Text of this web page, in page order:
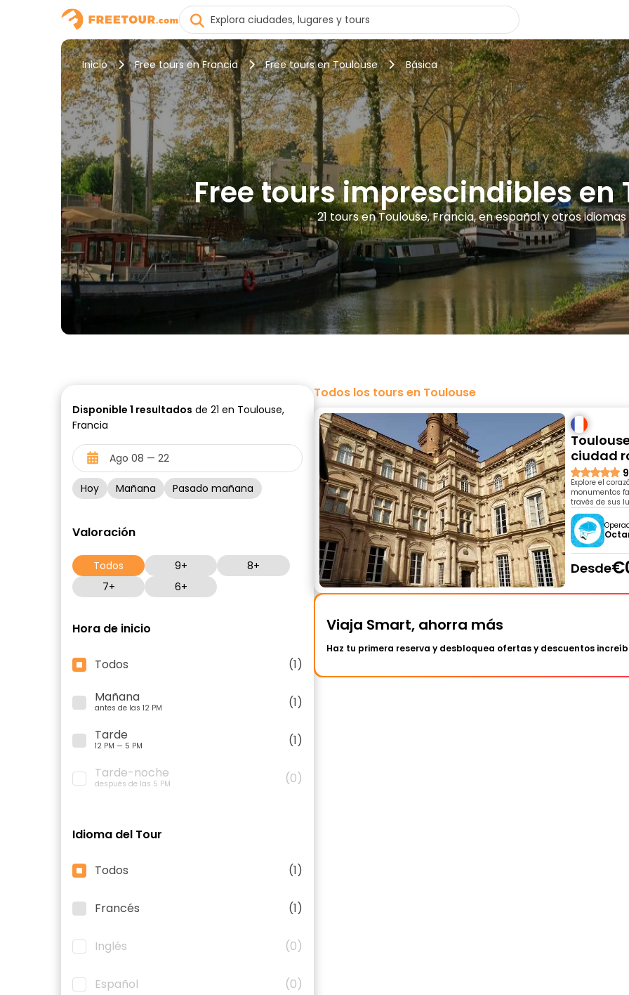
Inicio Free tours en Francia Free tours en Toulouse Básica
Free tours imprescindibles en
21 tours en Toulouse, Francia, en español y otros idiomas
Disponible 1 resultados de 21 en Toulouse,
Francia
Hoy Mañana Pasado mañana
Valoración
Todos 9+
8+
7+
6+
Hora de inicio
Todos
(1)
Mañana
antes de las 12 PM
(1)
Tarde
12 PM — 5 PM
(1)
Tarde-noche
después de las 5 PM (0)
Idioma del Tour
Todos (1)
Francés (1)
Inglés (0)
Español (0)
Todos los tours en Toulouse
ciudad
Explore el
monumentos
través de sus
Desde
Viaja Smart, ahorra más
Haz tu primera reserva y desbloquea ofertas y descuentos